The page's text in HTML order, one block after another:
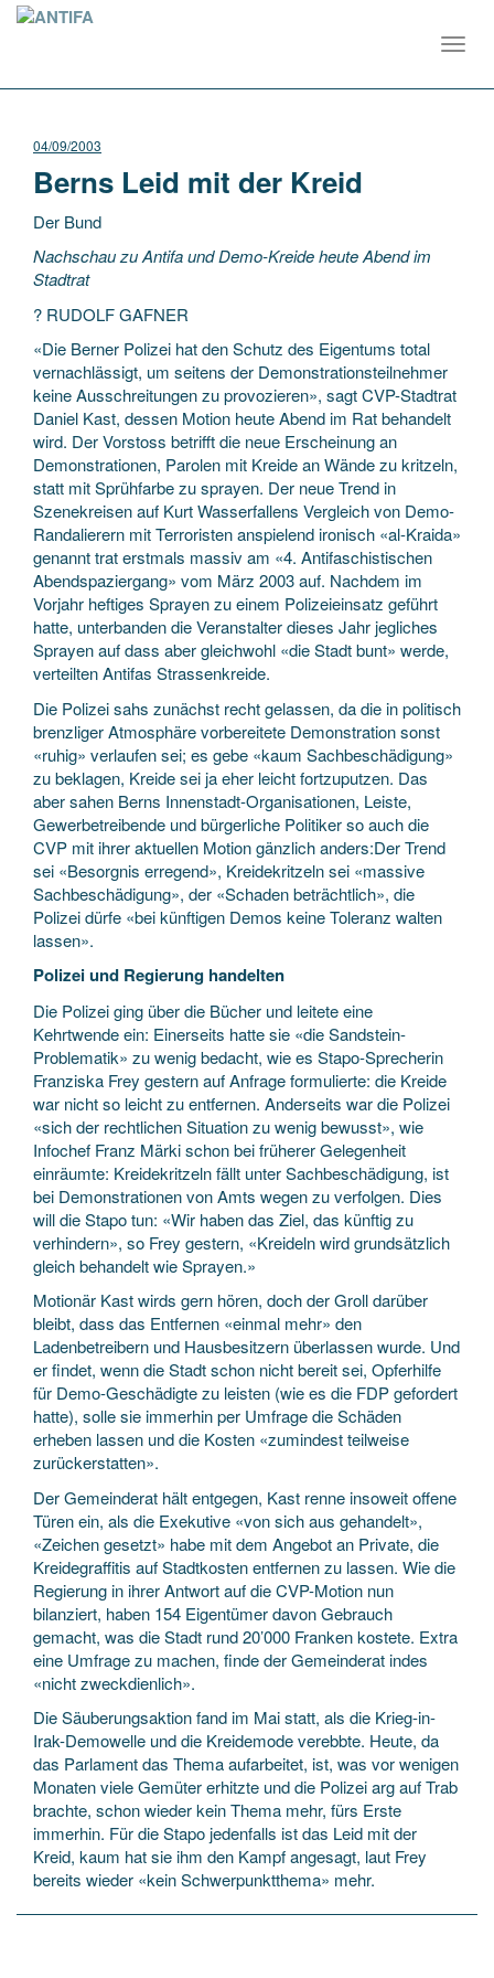
04/09/2003
Berns Leid mit der Kreid
Der Bund
Nachschau zu Antifa und Demo-Kreide heute Abend im
Stadtrat
? RUDOLF GAFNER
«Die Berner Polizei hat den Schutz des Eigentums total
vernachlässigt, um seitens der Demonstrationsteilnehmer
keine Ausschreitungen zu provozieren», sagtCVP-Stadtrat
Daniel Kast, dessen Motion heute Abend im Rat behandelt
wird. Der Vorstoss betrifft die neue Erscheinung an
Demonstrationen, Parolen mit Kreide an Wände zu kritzeln,
statt mit Sprühfarbe zu sprayen. Der neue Trend in
Szenekreisen auf Kurt Wasserfallens Vergleich von Demo-
Randalierern mit Terroristen anspielend ironisch «al-Kraida»
genannt trat erstmals massiv am «4. Antifaschistischen
Abendspaziergang» vom März 2003 auf. Nachdem im
Vorjahr heftiges Sprayen zu einem Polizeieinsatz geführt
hatte, unterbanden die Veranstalter dieses Jahr jegliches
Sprayen auf dass aber gleichwohl «die Stadt bunt» werde,
verteilten Antifas Strassenkreide.
Die Polizei sahs zunächst recht gelassen, da die in politisch
brenzliger Atmosphäre vorbereitete Demonstration sonst
«ruhig» verlaufen sei; es gebe «kaum Sachbeschädigung»
zu beklagen, Kreide sei ja eher leicht fortzuputzen. Das
aber sahen Berns Innenstadt-Organisationen, Leiste,
Gewerbetreibende und bürgerliche Politiker so auch die
CVP mit ihrer aktuellen Motion gänzlich anders:Der Trend
sei «Besorgnis erregend», Kreidekritzeln sei «massive
Sachbeschädigung», der «Schaden beträchtlich», die
Polizei dürfe «bei künftigen Demos keine Toleranz walten
lassen».
Polizei und Regierung handelten
Die Polizei ging über die Bücher und leitete eine
Kehrtwende ein: Einerseits hatte sie «die Sandstein-
Problematik» zu wenig bedacht, wie es Stapo-Sprecherin
Franziska Frey gestern auf Anfrage formulierte: die Kreide
war nicht so leicht zu entfernen. Anderseits war die Polizei
«sich der rechtlichen Situation zu wenig bewusst», wie
Infochef Franz Märki schon bei früherer Gelegenheit
einräumte: Kreidekritzeln fällt unter Sachbeschädigung, ist
bei Demonstrationen von Amts wegen zu verfolgen. Dies
will die Stapo tun: «Wir haben das Ziel, das künftig zu
verhindern», so Frey gestern, «Kreideln wird grundsätzlich
gleich behandelt wie Sprayen.»
Motionär Kast wirds gern hören, doch der Groll darüber
bleibt, dass das Entfernen «einmal mehr» den
Ladenbetreibern und Hausbesitzern überlassen wurde. Und
er findet, wenn die Stadt schon nicht bereit sei, Opferhilfe
für Demo-Geschädigte zu leisten (wie es die FDP gefordert
hatte), solle sie immerhin per Umfrage die Schäden
erheben lassen und die Kosten «zumindest teilweise
zurückerstatten».
Der Gemeinderat hält entgegen, Kast renne insoweit offene
Türen ein, als die Exekutive «von sich aus gehandelt»,
«Zeichen gesetzt» habe mit dem Angebot an Private, die
Kreidegraffitis auf Stadtkosten entfernen zu lassen. Wie die
Regierung in ihrer Antwort auf die CVP-Motion nun
bilanziert, haben 154 Eigentümer davon Gebrauch
gemacht, was die Stadt rund 20’000 Franken kostete. Extra
eine Umfrage zu machen, finde der Gemeinderat indes
«nicht zweckdienlich».
Die Säuberungsaktion fand im Mai statt, als die Krieg-in-
Irak-Demowelle und die Kreidemode verebbte. Heute, da
das Parlament das Thema aufarbeitet, ist, was vor wenigen
Monaten viele Gemüter erhitzte und die Polizei arg auf Trab
brachte, schon wieder kein Thema mehr, fürs Erste
immerhin. Für die Stapo jedenfalls ist das Leid mit der
Kreid, kaum hat sie ihm den Kampf angesagt, laut Frey
bereits wieder «kein Schwerpunktthema» mehr.